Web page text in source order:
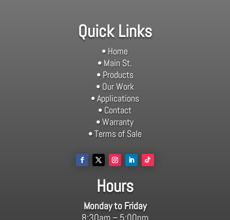
Quick Links
• Home
• Main St.
• Products
• Our Work
• Applications
• Contact
• Warranty
• Terms of Sale
Hours
Monday to Friday